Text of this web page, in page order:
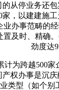
停业务还
，以建建
办事范畴的
及时、精
劲度达
跨越500
权办事是沉
类型（如个